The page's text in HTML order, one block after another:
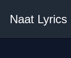
Naat Lyrics